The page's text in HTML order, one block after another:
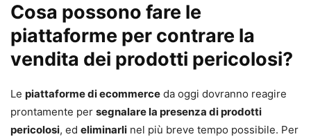
Cosa possono fare le
piattaforme per contrare la
vendita dei prodotti pericolosi?
Le piattaforme di ecommerce da oggi dovranno reagire
prontamente per segnalare la presenza di prodotti
pericolosi, ed eliminarli nel più breve tempo possibile. Per